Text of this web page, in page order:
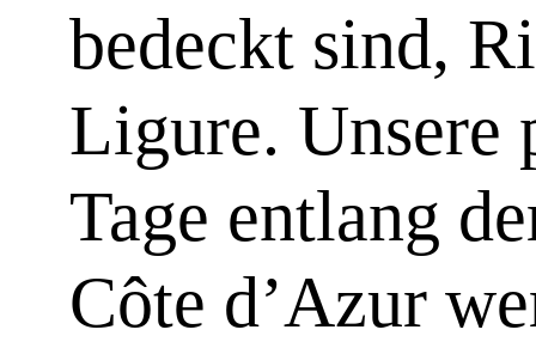
bedeckt sind,
Ligure. Unsere
Tage entlang
Côte d’Azur